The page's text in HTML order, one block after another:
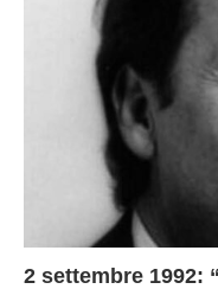
2 settembre 1992: